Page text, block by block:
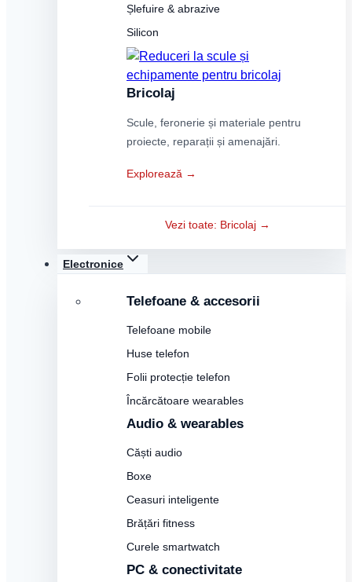
Șlefuire & abrazive
Silicon
Bricolaj
Scule, feronerie și materiale pentru
proiecte, reparații și amenajări.
Explorează →
Vezi toate: Bricolaj →
Electronice
Telefoane & accesorii
Telefoane mobile
Huse telefon
Folii protecție telefon
Încărcătoare wearables
Audio & wearables
Căști audio
Boxe
Ceasuri inteligente
Brățări fitness
Curele smartwatch
PC & conectivitate